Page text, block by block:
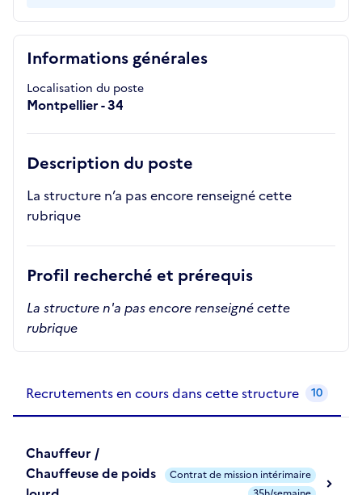
Informations générales
Localisation du poste
Montpellier - 34
Description du poste
La structure n’a pas encore renseigné cette
rubrique
Profil recherché et prérequis
La structure n'a pas encore renseigné cette
rubrique
Recrutements en cours dans cette structure 10
Chauffeur /
Chauffeuse de poids
Contrat de mission intérimaire